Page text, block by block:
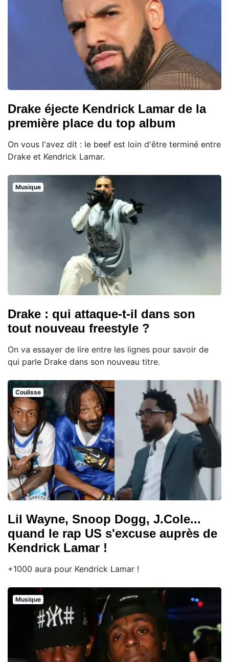
Drake éjecte Kendrick Lamar de la
première place du top album
On vous l'avez dit : le beef est loin d'être terminé entre
Drake et Kendrick Lamar.
Musique
Drake : qui attaque-t-il dans son
tout nouveau freestyle ?
On va essayer de lire entre les lignes pour savoir de
qui parle Drake dans son nouveau titre.
Coulisse
Lil Wayne, Snoop Dogg, J.Cole...
quand le rap US s'excuse auprès de
Kendrick Lamar !
+1000 aura pour Kendrick Lamar !
Musique